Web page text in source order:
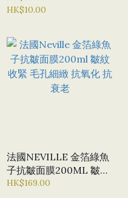
疤痕 皺紋
HK$10.00
法國NEVILLE 金箔綠魚
子抗皺面膜200ML 皺紋
收緊 毛孔細緻 抗氧化 抗
HK$169.00